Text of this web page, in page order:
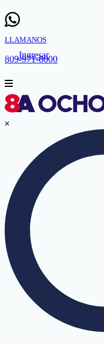
LLAMANOS
809-971-8000
Ingresar